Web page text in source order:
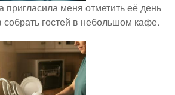
пригласила меня отметить её день
гостей в небольшом кафе.